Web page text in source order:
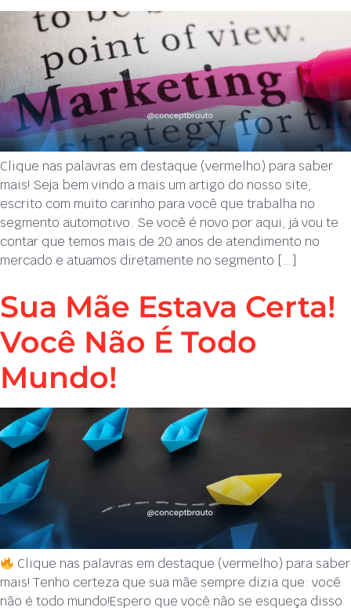
Clique nas palavras em destaque (vermelho) para saber
mais! Seja bem vindo a mais um artigo do nosso site,
escrito com muito carinho para você que trabalha no
segmento automotivo. Se você é novo por aqui, já vou te
contar que temos mais de 20 anos de atendimento no
mercado e atuamos diretamente no segmento […]
Sua Mãe Estava Certa!
Você Não É Todo
Mundo!
Clique nas palavras em destaque (vermelho) para saber
mais! Tenho certeza que sua mãe sempre dizia que: você
não é todo mundo!Espero que você não se esqueça disso